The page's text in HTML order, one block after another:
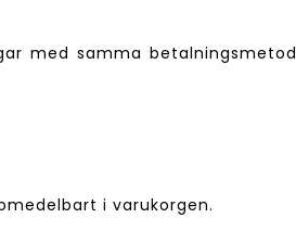
med samma betalningsmetod
i varukorgen.